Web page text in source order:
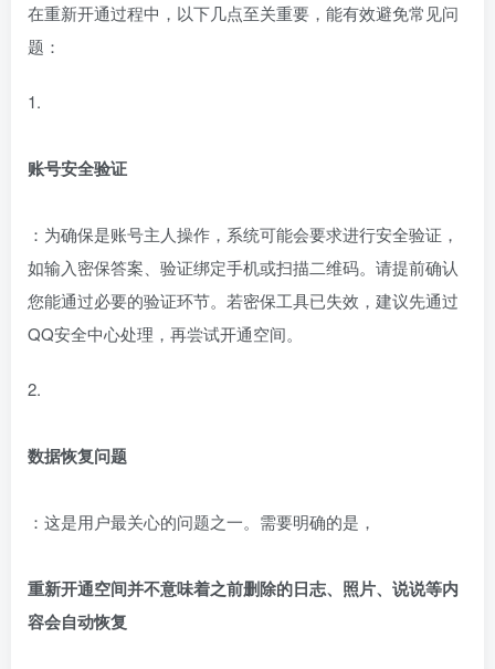
在重新开通过程中，以下几点至关重要，能有效避免常见问
题：
1.
账号安全验证
：为确保是账号主人操作，系统可能会要求进行安全验证，
如输入密保答案、验证绑定手机或扫描二维码。请提前确认
您能通过必要的验证环节。若密保工具已失效，建议先通过
QQ安全中心处理，再尝试开通空间。
2.
数据恢复问题
：这是用户最关心的问题之一。需要明确的是，
重新开通空间并不意味着之前删除的日志、照片、说说等内
容会自动恢复